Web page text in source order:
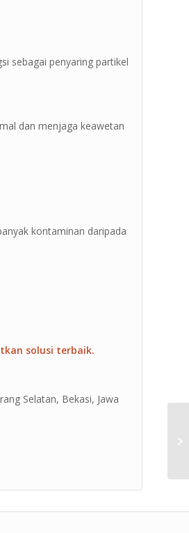
sebagai penyaring partikel
dan menjaga keawetan
kontaminan daripada
solusi terbaik.
Selatan, Bekasi, Jawa